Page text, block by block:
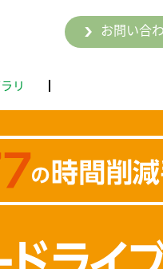
お問い合
リ